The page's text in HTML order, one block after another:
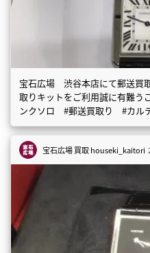
宝石広場 渋谷本店にて郵送買
取りキットをご利用誠に有難
ンクソロ #郵送買取り #カル
宝石広場 買取houseki_kaitori